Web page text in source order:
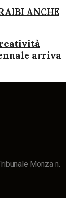
ANCHE
arriva
Monza n.